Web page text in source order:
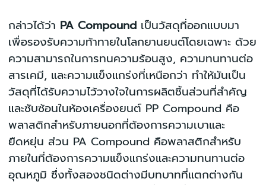
กล่าวได้ว่า PA Compound เป็นวัสดุที่ออกแบบมา
เพื่อรองรับความท้าทายในโลกยานยนต์โดยเฉพาะ ด้วย
ความสามารถในการทนความร้อนสูง, ความทนทานต่อ
สารเคมี, และความแข็งแกร่งที่เหนือกว่า ทำให้มันเป็น
วัสดุที่ได้รับความไว้วางใจในการผลิตชิ้นส่วนที่สำคัญ
และซับซ้อนในห้องเครื่องยนต์ PP Compound คือ
พลาสติกสำหรับภายนอกที่ต้องการความเบาและ
ยืดหยุ่น ส่วน PA Compound คือพลาสติกสำหรับ
ภายในที่ต้องการความแข็งแกร่งและความทนทานต่อ
อุณหภูมิ ซึ่งทั้งสองชนิดต่างมีบทบาทที่แตกต่างกัน